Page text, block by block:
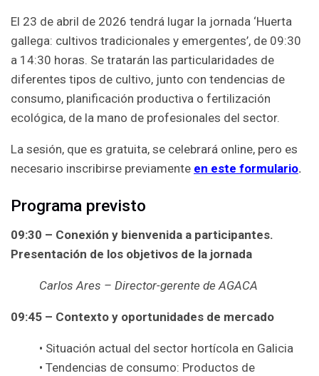
El 23 de abril de 2026 tendrá lugar la jornada ‘Huerta
gallega: cultivos tradicionales y emergentes’, de 09:30
a 14:30 horas. Se tratarán las particularidades de
diferentes tipos de cultivo, junto con tendencias de
consumo, planificación productiva o fertilización
ecológica, de la mano de profesionales del sector.
La sesión, que es gratuita, se celebrará online, pero es
necesario inscribirse previamente en este formulario.
Programa previsto
09:30 – Conexión y bienvenida a participantes.
Presentación de los objetivos de la jornada
Carlos Ares – Director-gerente de AGACA
09:45 – Contexto y oportunidades de mercado
• Situación actual del sector hortícola en Galicia
• Tendencias de consumo: Productos de